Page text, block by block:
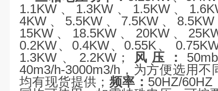
1.1KW、1.3KW、1.5KW、
4KW、5.5KW、7.5KW、
15KW、18.5KW、20KW、
0.2KW、0.4KW、0.55K、
1.3KW、2.2KW；
风压：
40m3/h-3000m3/h，为方便选用
均有现货提供； 频率： 50HZ/